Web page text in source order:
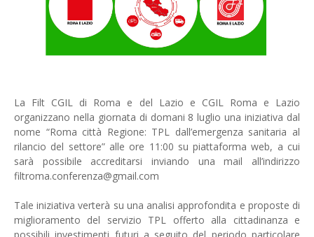
La Filt CGIL di Roma e del Lazio e CGIL Roma e Lazio
organizzano nella giornata di domani 8 luglio una iniziativa dal
nome “Roma città Regione: TPL dall’emergenza sanitaria al
rilancio del settore” alle ore 11:00 su piattaforma web, a cui
sarà possibile accreditarsi inviando una mail all’indirizzo
filtroma.conferenza@gmail.com
Tale iniziativa verterà su una analisi approfondita e proposte di
miglioramento del servizio TPL offerto alla cittadinanza e